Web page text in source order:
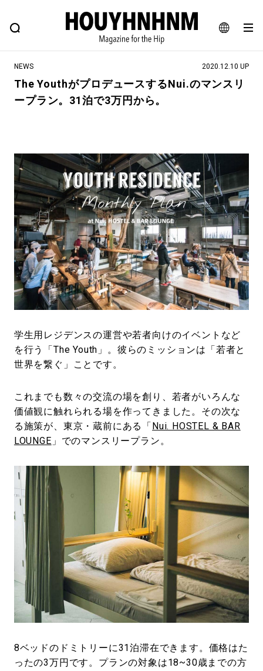
JA
EN
FEATURE BLOG SNAP
ヒップなファッション、カルチャー、ライフスタイルWEBマガジン
#NEW VINTAGE #マイナーグッド図鑑
#路地裏てぃーん。 #MONTHLY JOURNAL
#GH 銘品の所以 #フイナムのYouTube
#Commune H #FOCUS IT #AH.H
#ととけん #FASHION #MUSIC #MOVIE
#LIFESTYLE #SNEAKER #OUTDOOR
#SPORTS #HANDSOME HANDBOOK
NEWS 2020.12.10 UP
The YouthがプロデュースするNui.のマンスリ
ープラン。31泊で3万円から。
学生用レジデンスの運営や若者向けのイベントなど
を行う「The Youth」。彼らのミッションは「若者と
世界を繋ぐ」ことです。
これまでも数々の交流の場を創り、若者がいろんな
価値観に触れられる場を作ってきました。その次な
る施策が、東京・蔵前にある「 Nui. HOSTEL & BAR
LOUNGE 」でのマンスリープラン。
8ベッドのドミトリーに31泊滞在できます。価格はた
ったの3万円です。プランの対象は18~30歳までの方